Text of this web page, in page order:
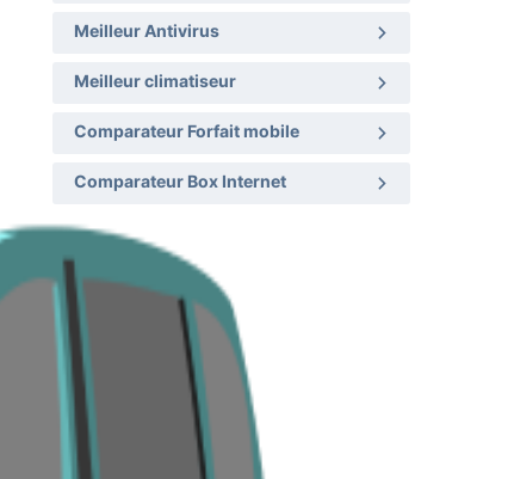
Meilleur Antivirus
Meilleur climatiseur
Comparateur Forfait mobile
Comparateur Box Internet